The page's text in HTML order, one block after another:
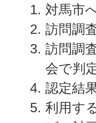
対馬市
訪問調
訪問調
会で判
認定結
利用す